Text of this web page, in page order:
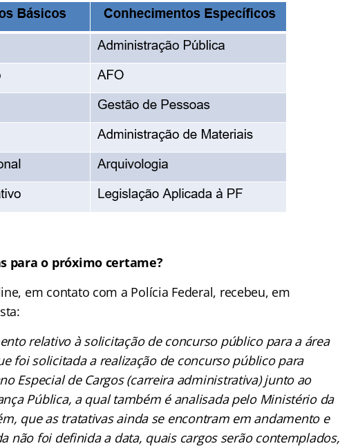
para o próximo certame?
em contato com a Polícia Federal, recebeu, em
relativo à solicitação de concurso público para a área
foi solicitada a realização de concurso público para
Especial de Cargos (carreira administrativa) junto ao
Pública, a qual também é analisada pelo Ministério da
que as tratativas ainda se encontram em andamento e
não foi definida a data, quais cargos serão contemplados,